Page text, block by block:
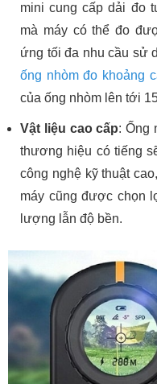
mini cung cấp dải đo
mà máy có thể đo
ứng tối đa nhu cầu sử
ống nhòm đo khoảng
của ống nhòm lên tới
Vật liệu cao cấp: Ống
thương hiệu có tiếng
công nghệ kỹ thuật
máy cũng được chọn
lượng lẫn độ bền.